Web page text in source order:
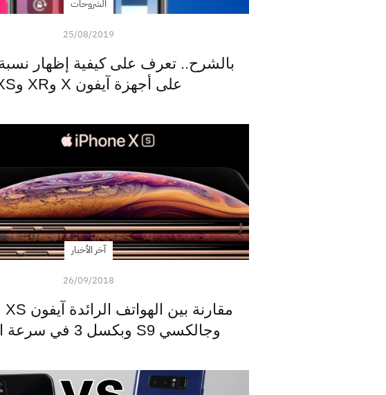
الشروحات
25/08/2019
بالشرح.. تعرف على كيفية إظهار نسبة
على أجهزة آيفون X وXR وXS
آخر الأخبار
26/09/2018
وجالكسي S9 وبكسل 3 في سرعة الاتصال